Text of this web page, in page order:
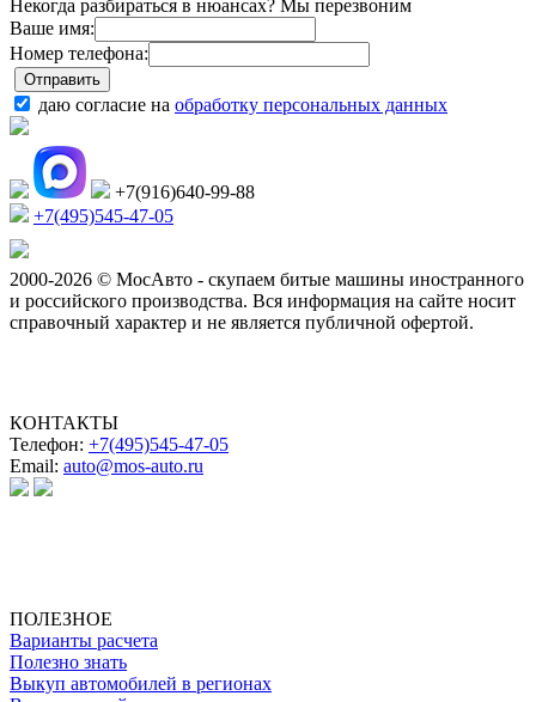
Некогда разбираться в нюансах? Мы перезвоним
Ваше имя:
Номер телефона:
даю согласие на обработку персональных данных
+7(916)640-99-88
+7(495)545-47-05
2000-2026 © МосАвто - скупаем битые машины иностранного
и российского производства. Вся информация на сайте носит
справочный характер и не является публичной офертой.
КОНТАКТЫ
Телефон: +7(495)545-47-05
Email: auto@mos-auto.ru
ПОЛЕЗНОЕ
Варианты расчета
Полезно знать
Выкуп автомобилей в регионах